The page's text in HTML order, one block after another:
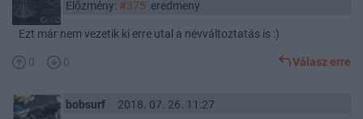
Előzmény: #375 eredmeny
Ezt már nem vezetik ki erre utal a névváltoztatás is :)
0 0 Válasz erre
bobsurf 2018. 07. 26. 11:27